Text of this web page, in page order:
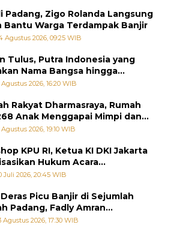
Padang, Zigo Rolanda Langsung
Bantu Warga Terdampak Banjir
Agustus 2026, 09:25 WIB
Tulus, Putra Indonesia yang
Nama Bangsa hingga
dalam Buku Jepang
Agustus 2026, 16:20 WIB
Rakyat Dharmasraya, Rumah
Anak Menggapai Mimpi dan
Rantai Kemiskinan
Agustus 2026, 19:10 WIB
KPU RI, Ketua KI DKI Jakarta
Hukum Acara
Sengketa Informasi Publik
Juli 2026, 20:45 WIB
Picu Banjir di Sejumlah
Padang, Fadly Amran
OPD Siaga
Agustus 2026, 17:30 WIB